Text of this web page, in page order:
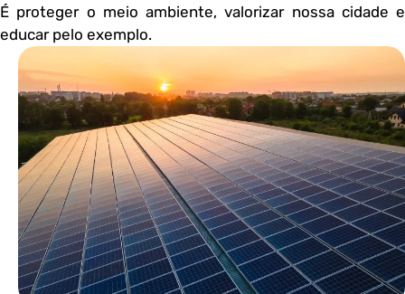
É proteger o meio ambiente, valorizar nossa cidade e
educar pelo exemplo.